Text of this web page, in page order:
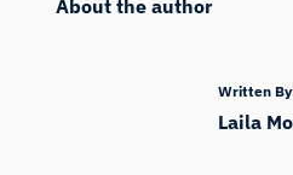
About the author
Written
Laila